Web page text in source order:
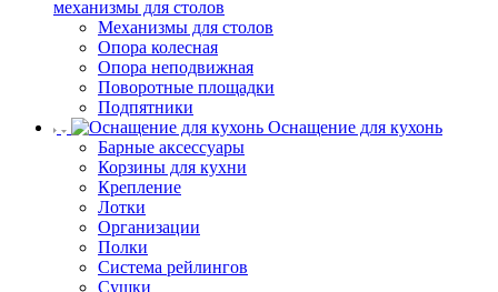
механизмы для столов
Механизмы для столов
Опора колесная
Опора неподвижная
Поворотные площадки
Подпятники
Оснащение для кухонь
Барные аксессуары
Корзины для кухни
Крепление
Лотки
Организации
Полки
Система рейлингов
Сушки